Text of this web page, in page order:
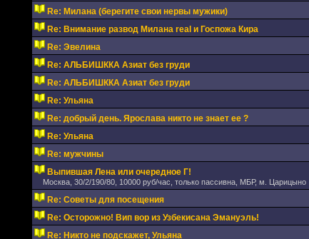
Re: Милана (берегите свои нервы мужики)
Re: Внимание развод Милана real и Госпожа Кира
Re: Эвелина
Re: АЛЬБИШККА Азиат без груди
Re: АЛЬБИШККА Азиат без груди
Re: Ульяна
Re: добрый день. Ярослава никто не знает ее ?
Re: Ульяна
Re: мужчины
Выпившая Лена или очередное Г!
Москва, 30/2/190/80, 10000 руб/час, только пассивна, МБР, м. Царицыно
Re: Советы для посещения
Re: Осторожно! Вип вор из Узбекисана Эмануэль!
Re: Никто не подскажет, Ульяна